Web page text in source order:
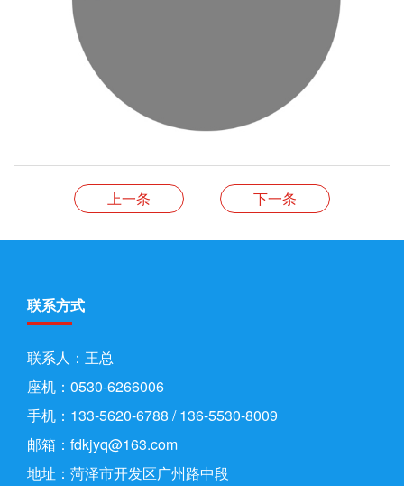
上一条 下一条
联系方式
联系人：王总
座机：0530-6266006
手机：133-5620-6788 / 136-5530-8009
邮箱：fdkjyq@163.com
地址：菏泽市开发区广州路中段